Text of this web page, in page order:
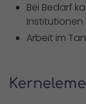
Bei Bedarf
Arbeit im